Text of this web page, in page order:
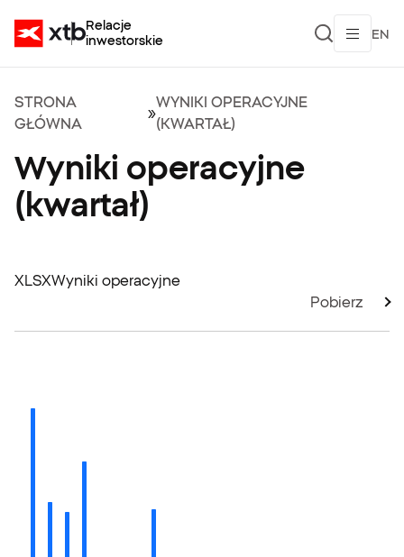
Relacje
inwestorskie
EN
STRONA
GŁÓWNA
»
WYNIKI OPERACYJNE
(KWARTAŁ)
Wyniki operacyjne
(kwartał)
XLSXWyniki operacyjne
Pobierz